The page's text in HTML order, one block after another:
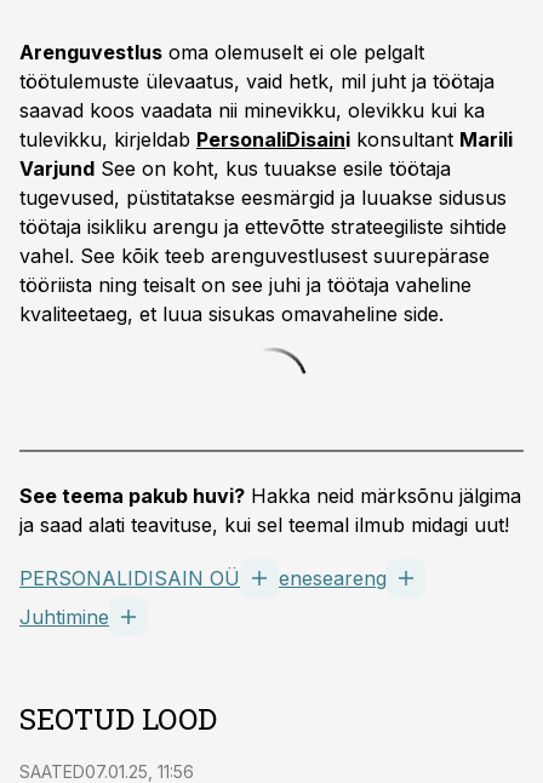
Arenguvestlus oma olemuselt ei ole pelgalt
töötulemuste ülevaatus, vaid hetk, mil juht ja töötaja
saavad koos vaadata nii minevikku, olevikku kui ka
tulevikku, kirjeldab PersonaliDisaini konsultant Marili
Varjund See on koht, kus tuuakse esile töötaja
tugevused, püstitatakse eesmärgid ja luuakse sidusus
töötaja isikliku arengu ja ettevõtte strateegiliste sihtide
vahel. See kõik teeb arenguvestlusest suurepärase
tööriista ning teisalt on see juhi ja töötaja vaheline
kvaliteetaeg, et luua sisukas omavaheline side.
See teema pakub huvi? Hakka neid märksõnu jälgima
ja saad alati teavituse, kui sel teemal ilmub midagi uut!
PERSONALIDISAIN OÜ
eneseareng
Juhtimine
SEOTUD LOOD
SAATED07.01.25, 11:56